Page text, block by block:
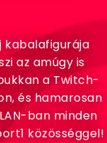
kabalafigurája
az amúgy is
a Twitch-
és hamarosan
ban minden
közösséggel!